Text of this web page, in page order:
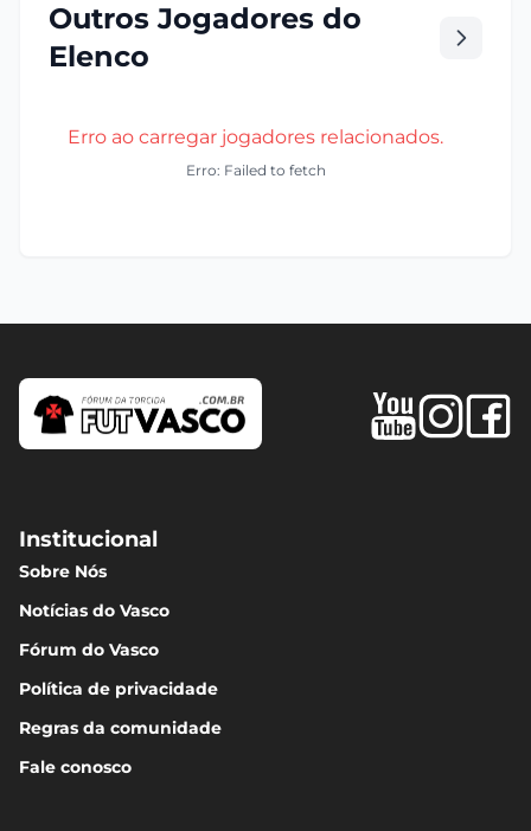
Outros Jogadores do
Elenco
Erro ao carregar jogadores relacionados.
Erro: Failed to fetch
Institucional
Sobre Nós
Notícias do Vasco
Fórum do Vasco
Política de privacidade
Regras da comunidade
Fale conosco